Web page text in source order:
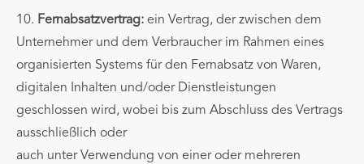
10. Fernabsatzvertrag: ein Vertrag, der zwischen dem
Unternehmer und dem Verbraucher im Rahmen eines
organisierten Systems für den Fernabsatz von Waren,
digitalen Inhalten und/oder Dienstleistungen
geschlossen wird, wobei bis zum Abschluss des Vertrags
ausschließlich oder
auch unter Verwendung von einer oder mehreren